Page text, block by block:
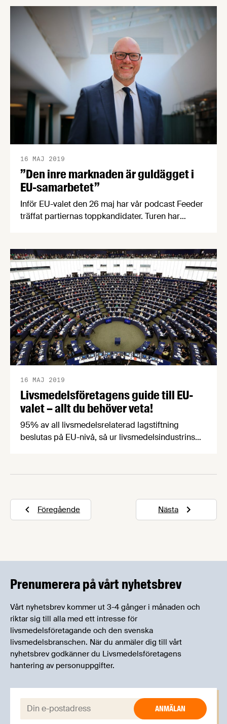
hur EU kan främja FoU, GMO, frihandelsavtal och
mycket mer. Lyssna och läs!
”Den inre marknaden är guldägget i
EU-samarbetet”
16 MAJ 2019
Inför EU-valet den 26 maj har vår podcast Feeder
träffat partiernas toppkandidater. Turen har
marknaden är så viktig, farorna med
protektionism, problemet med nationella regler,
Brexit, GMO och mycket mer.
Livsmedelsföretagens guide till EU-
valet – allt du behöver veta!
16 MAJ 2019
95% av all livsmedelsrelaterad lagstiftning
beslutas på EU-nivå, så ur livsmedelsindustrins
och Tove Larsson har sammanställt industrins
2019-2024, och vår podcast Feeder har intervjuat
partiernas toppkandidater till EU-valet. Läs, lyssna
och rösta!
Föregående Nästa
Prenumerera på vårt nyhetsbrev
Vårt nyhetsbrev kommer ut 3-4 gånger i månaden och
riktar sig till alla med ett intresse för
livsmedelsföretagande och den svenska
livsmedelsbranschen. När du anmäler dig till vårt
nyhetsbrev godkänner du Livsmedelsföretagens
hantering av personuppgifter.
E-post: